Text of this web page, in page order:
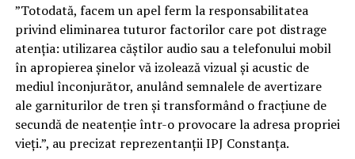
”Totodată, facem un apel ferm la responsabilitatea
privind eliminarea tuturor factorilor care pot distrage
atenția: utilizarea căștilor audio sau a telefonului mobil
în apropierea șinelor vă izolează vizual și acustic de
mediul înconjurător, anulând semnalele de avertizare
ale garniturilor de tren și transformând o fracțiune de
secundă de neatenție într-o provocare la adresa propriei
vieți.”, au precizat reprezentanții IPJ Constanța.